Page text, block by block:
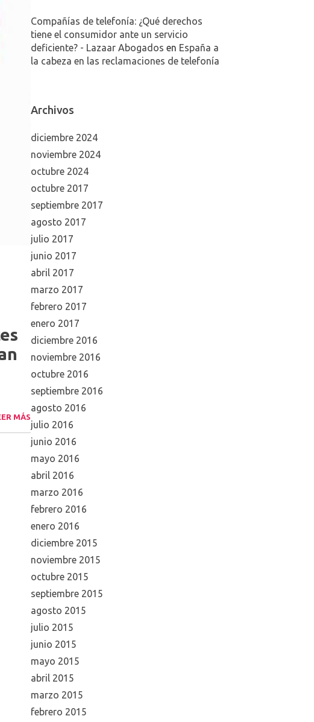
MÁS
Compañías de telefonía: ¿Qué derechos
tiene el consumidor ante un servicio
deficiente? - Lazaar Abogados en España a
la cabeza en las reclamaciones de telefonía
Archivos
diciembre 2024
noviembre 2024
octubre 2024
octubre 2017
septiembre 2017
agosto 2017
julio 2017
junio 2017
abril 2017
marzo 2017
febrero 2017
enero 2017
diciembre 2016
noviembre 2016
octubre 2016
septiembre 2016
agosto 2016
julio 2016
junio 2016
mayo 2016
abril 2016
marzo 2016
febrero 2016
enero 2016
diciembre 2015
noviembre 2015
octubre 2015
septiembre 2015
agosto 2015
julio 2015
junio 2015
mayo 2015
abril 2015
marzo 2015
febrero 2015